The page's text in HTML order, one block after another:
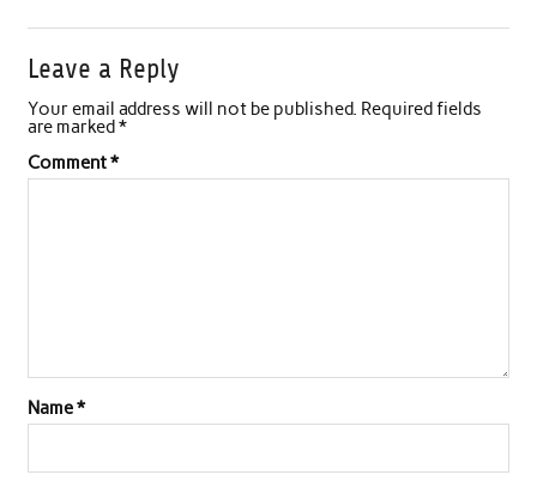
Leave a Reply
Your email address will not be published. Required fields
are marked*
Comment*
Name*